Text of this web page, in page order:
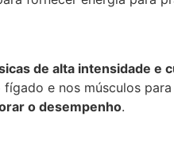
de alta intensidade e
e nos músculos
o desempenho.